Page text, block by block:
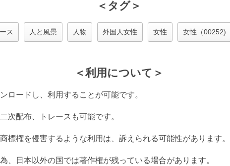
＜タグ＞
ス 人と風景 人物 外国人女性 女性 女性（00252)
＜利用について＞
ロードし、利用することが可能です。
次配布、トレースも可能です。
標権を侵害するような利用は、訴えられる可能性があります。
、日本以外の国では著作権が残っている場合があります。